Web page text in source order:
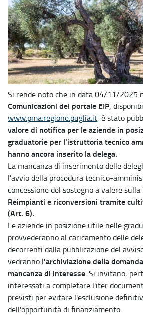
Si rende noto che in data 04/11/2025
Comunicazioni del portale EIP,
www.pma.regione.puglia.it, è stato
valore di notifica per le aziende in
graduatorie per l'istruttoria tecnico
hanno ancora inserito la delega.
La mancanza di inserimento delle
l'avvio della procedura tecnico-
concessione del sostegno a valere sulla
Reimpianti e riconversioni tramite
(Art. 6).
Le aziende in posizione utile nelle
provvederanno al caricamento delle
decorrenti dalla pubblicazione del
vedranno l'archiviazione della
mancanza di interesse. Si invitano,
interessati a completare l'iter
previsti per evitare l'esclusione
dell'opportunità di finanziamento.